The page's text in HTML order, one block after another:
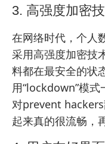
3. 高强度加密
在网络时代，个人
采用高强度加密技
料都在最安全的状
用“lockdown”模
对prevent
起来真的很流畅，